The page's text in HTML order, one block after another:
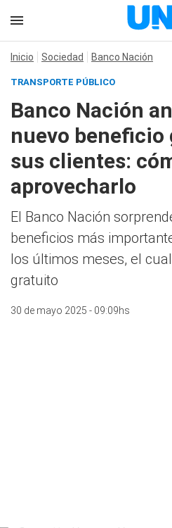
Inicio Sociedad Banco Nación
TRANSPORTE PÚBLICO
Banco Nación
nuevo
sus clientes:
aprovecharlo
El Banco Nación
beneficios más
los últimos meses, el
gratuito
30 de mayo 2025 - 09:09hs